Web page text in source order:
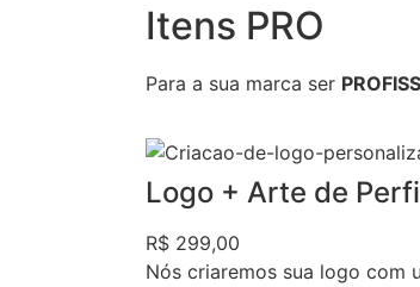
Itens PRO
Para a sua marca ser
Logo + Arte de
R$ 299,00
Nós criaremos sua logo com